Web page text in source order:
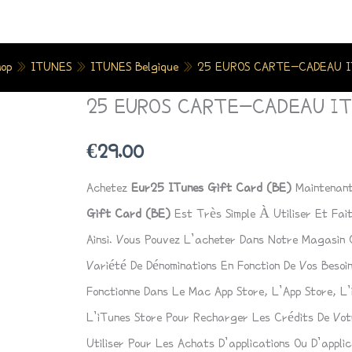
» ITUNES» ITUNES Belgique» 25 EUROS CARTE-CADEAU
25 EUROS CARTE-CADEAU
€29.00
Achetez Eur25 ITunes Gift Card (BE)
Gift Card (BE) Est Très Simple À Utiliser Et
Ainsi. Vous Pouvez L’acheter Dans Notre Magasin
Variété De Dénominations En Fonction De Vos
Fonctionne Dans Le Mac App Store, L’App Store,
L’iTunes Store Pour Recharger Les Crédits De
Utiliser Pour Les Achats D’applications Ou
Quantité
25
EUROS
CARTE-
CADEAU
ITUNES
(BE).